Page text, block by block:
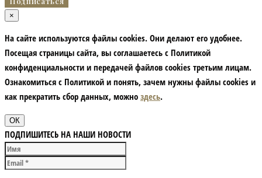
×
На сайте используются файлы cookies. Они делают его удобнее.
Посещая страницы сайта, вы соглашаетесь с Политикой
конфиденциальности и передачей файлов cookies третьим лицам.
Ознакомиться с Политикой и понять, зачем нужны файлы сookies и
как прекратить сбор данных, можно здесь.
ОК
ПОДПИШИТЕСЬ НА НАШИ НОВОСТИ